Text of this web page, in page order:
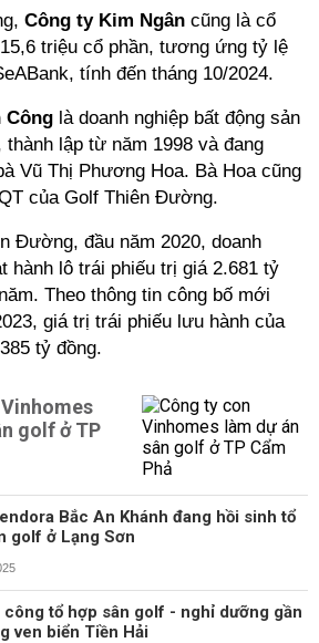
Công ty Kim Ngân cũng là cổ
triệu cổ phần, tương ứng tỷ lệ
tính đến tháng 10/2024.
Công là doanh nghiệp bất động sản
lập từ năm 1998 và đang
Vũ Thị Phương Hoa. Bà Hoa cũng
của Golf Thiên Đường.
Đường, đầu năm 2020, doanh
hành lô trái phiếu trị giá 2.681 tỷ
Theo thông tin công bố mới
giá trị trái phiếu lưu hành của
tỷ đồng.
golf ở TP
Bắc An Khánh đang hồi sinh tổ
golf ở Lạng Sơn
tổ hợp sân golf - nghỉ dưỡng gần
ven biển Tiền Hải